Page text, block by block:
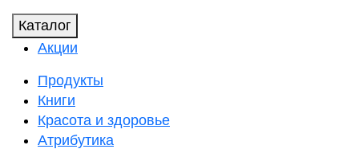
Каталог
Акции
Продукты
Книги
Красота и здоровье
Атрибутика